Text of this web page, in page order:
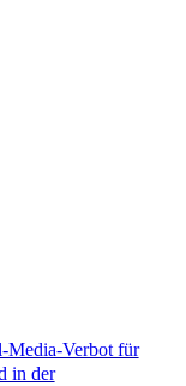
Media-Verbot für
in der